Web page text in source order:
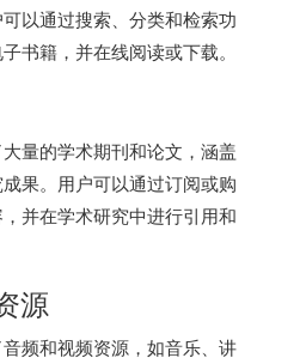
以通过搜索、分类和检索功
书籍，并在线阅读或下载。
量的学术期刊和论文，涵盖
果。用户可以通过订阅或购
并在学术研究中进行引用和
源
频和视频资源，如音乐、讲